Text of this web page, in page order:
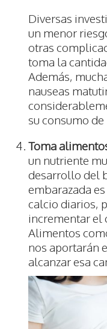
Diversas
un menor
otras
toma la
Además,
nauseas
su consumo de
Toma
un nutriente
desarrollo del
embarazada
calcio diarios,
incrementar el
Alimentos
nos aportarán
alcanzar esa